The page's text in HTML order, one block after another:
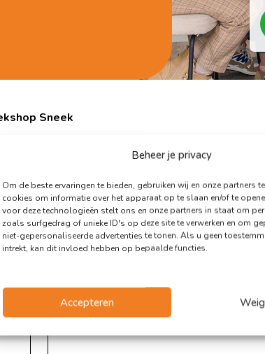
Beheer je privacy
Om de beste ervaringen te bieden, gebruiken wij en onze partners
cookies om informatie over het apparaat op te slaan en/of te
voor deze technologieën stelt ons en onze partners in staat om
zoals surfgedrag of unieke ID's op deze site te verwerken en om
niet-gepersonaliseerde advertenties te tonen. Als u geen
intrekt, kan dit invloed hebben op bepaalde functies.
Accepteren
Sneek
met een 9,8
Advieskeuze
meedenkend met goed en duidelijk advies."